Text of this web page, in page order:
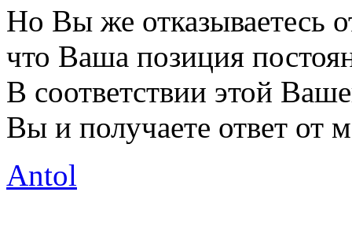
Но Вы же отказываетесь
что Ваша позиция
В соответствии этой
Вы и получаете ответ от
Antol